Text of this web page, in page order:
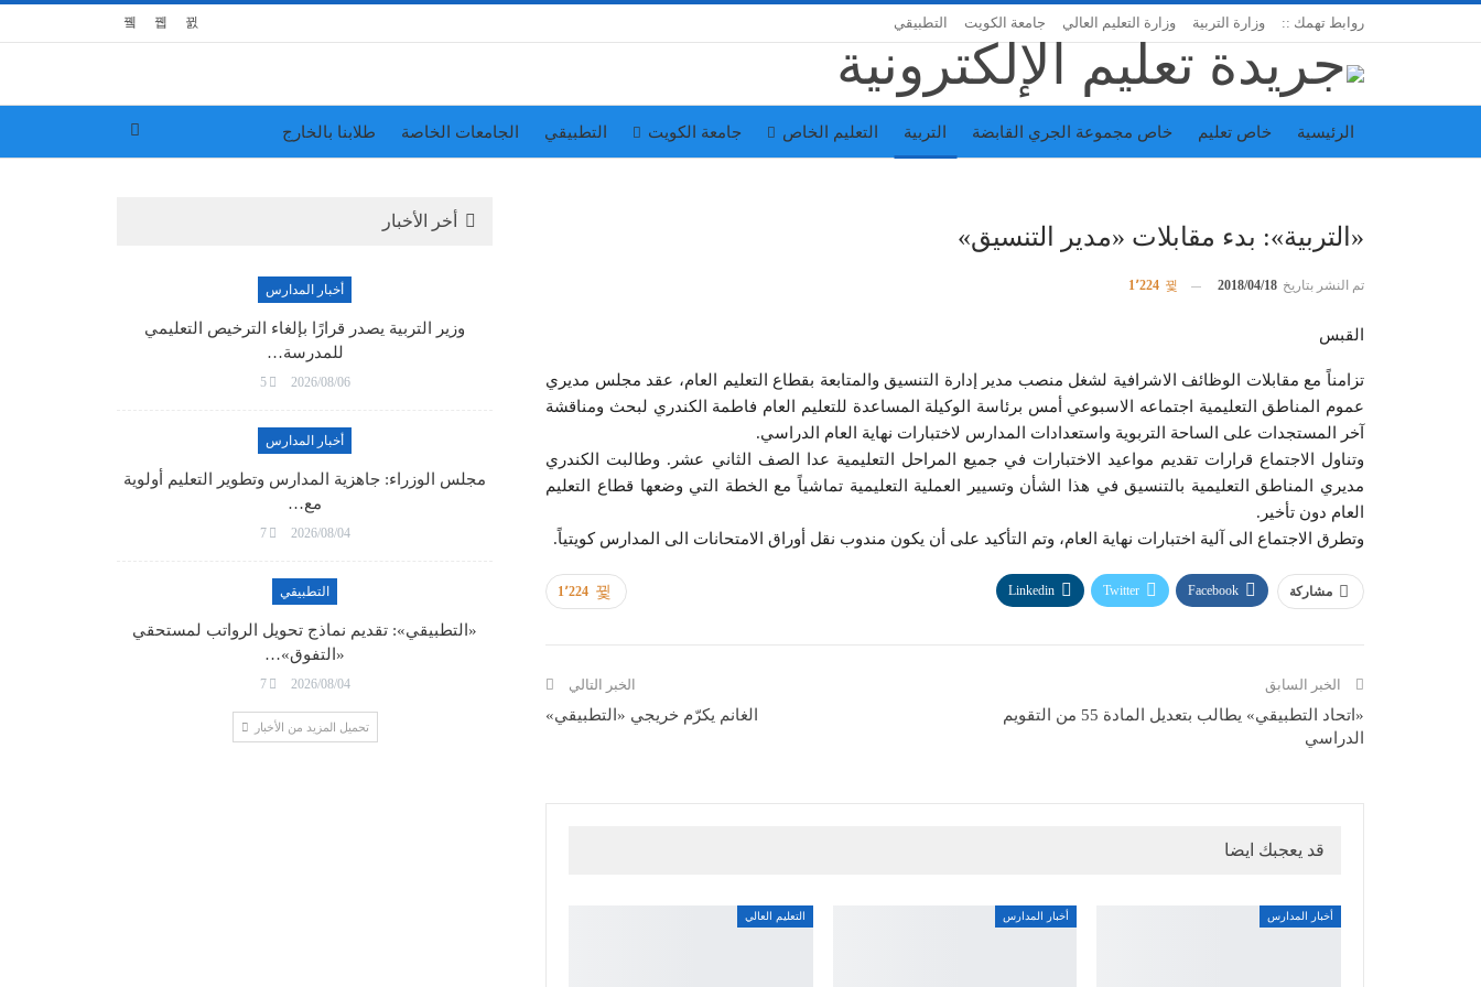
روابط تهمك :: وزارة التربية وزارة التعليم العالي جامعة الكويت التطبيقي
الرئيسية خاص تعليم خاص مجموعة الجري القابضة التربية التعليم الخاص جامعة الكويت التطبيقي الجامعات الخاصة طلابنا بالخارج
«التربية»: بدء مقابلات «مدير التنسيق»
تم النشر بتاريخ 2018/04/18
القبس
تزامناً مع مقابلات الوظائف الاشرافية لشغل منصب مدير إدارة التنسيق والمتابعة بقطاع التعليم العام، عقد مجلس مديري
عموم المناطق التعليمية اجتماعه الاسبوعي أمس برئاسة الوكيلة المساعدة للتعليم العام فاطمة الكندري لبحث ومناقشة
آخر المستجدات على الساحة التربوية واستعدادات المدارس لاختبارات نهاية العام الدراسي.
وتناول الاجتماع قرارات تقديم مواعيد الاختبارات في جميع المراحل التعليمية عدا الصف الثاني عشر. وطالبت الكندري
مديري المناطق التعليمية بالتنسيق في هذا الشأن وتسيير العملية التعليمية تماشياً مع الخطة التي وضعها قطاع التعليم
العام دون تأخير.
وتطرق الاجتماع الى آلية اختبارات نهاية العام، وتم التأكيد على أن يكون مندوب نقل أوراق الامتحانات الى المدارس كويتياً.
1٬224 مشاركة Facebook
Twitter
Linkedin
الخبر السابق
«اتحاد التطبيقي» يطالب بتعديل المادة 55 من التقويم
الدراسي
الخبر التالي
الغانم يكرّم خريجي «التطبيقي»
قد يعجبك ايضا
أخبار المدارس أخبار المدارس التعليم العالي
أخر الأخبار
أخبار المدارس
وزير التربية يصدر قرارًا بإلغاء الترخيص التعليمي
للمدرسة…
2026/08/06
5
أخبار المدارس
مجلس الوزراء: جاهزية المدارس وتطوير التعليم أولوية
مع…
2026/08/04
7
التطبيقي
«التطبيقي»: تقديم نماذج تحويل الرواتب لمستحقي
«التفوق»…
2026/08/04
7
تحميل المزيد من الأخبار